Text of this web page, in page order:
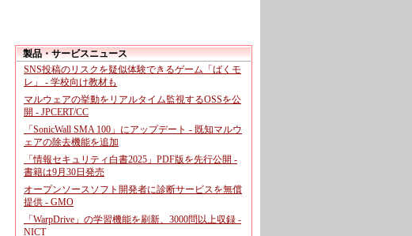
製品・サービスニュース
SNS投稿のリスクを疑似体験できるゲーム「ばくモ
レ」 - 学校向け教材も
マルウェアの挙動をリアルタイム監視するOSSを公
開 - JPCERT/CC
「SonicWall SMA 100」にアップデート - 既知マルウ
ェアの除去機能を追加
「情報セキュリティ白書2025」PDF版を先行公開 -
書籍は9月30日発売
オープンソースソフト開発者に診断サービスを無償
提供 - GMO
「WarpDrive」の学習機能を刷新、3000問以上収録 -
NICT